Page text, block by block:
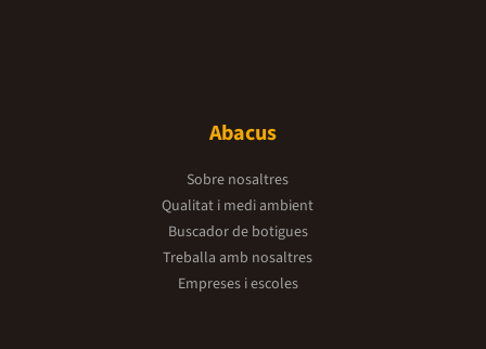
Abacus
Sobre nosaltres
Qualitat i medi ambient
Buscador de botigues
Treballa amb nosaltres
Empreses i escoles